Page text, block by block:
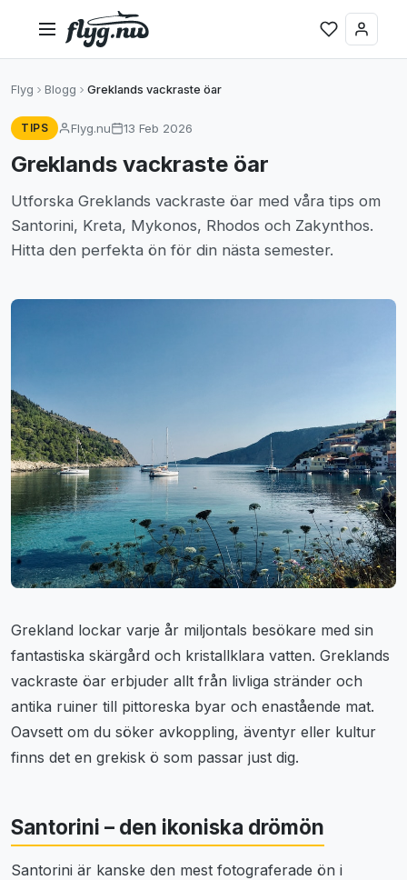
Flyg Blogg Greklands vackraste öar
TIPS Flyg.nu 13 Feb 2026
Greklands vackraste öar
Utforska Greklands vackraste öar med våra tips om
Santorini, Kreta, Mykonos, Rhodos och Zakynthos.
Hitta den perfekta ön för din nästa semester.
Grekland lockar varje år miljontals besökare med sin
fantastiska skärgård och kristallklara vatten. Greklands
vackraste öar erbjuder allt från livliga stränder och
antika ruiner till pittoreska byar och enastående mat.
Oavsett om du söker avkoppling, äventyr eller kultur
finns det en grekisk ö som passar just dig.
Santorini – den ikoniska drömön
Santorini är kanske den mest fotograferade ön i